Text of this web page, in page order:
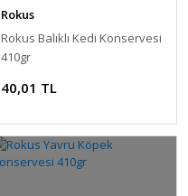
Rokus
Rokus Balıklı Kedi Konservesi
410gr
40,01 TL